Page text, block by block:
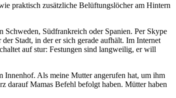
praktisch zusätzliche Belüftungslöcher am Hintern
Schweden, Südfrankreich oder Spanien. Per Skype
Stadt, in der er sich gerade aufhält. Im Internet
auf stur: Festungen sind langweilig, er will
Innenhof. Als meine Mutter angerufen hat, um ihm
darauf Mamas Befehl befolgt haben. Mütter haben